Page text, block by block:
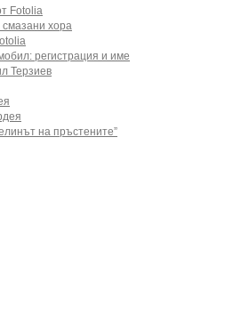
Fotolia
смазани хора
регистрация и име
Терзиев
на пръстените”